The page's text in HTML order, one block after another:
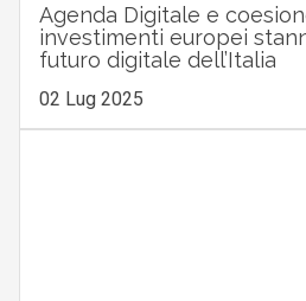
Agenda Digitale e
investimenti europei
futuro digitale dell’Italia
02 Lug 2025